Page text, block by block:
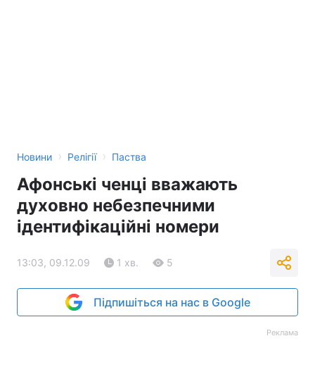
Новини › Релігії › Паства
Афонські ченці вважають
духовно небезпечними
ідентифікаційні номери
13:03, 09.12.09 1 хв. 5
Підпишіться на нас в Google
Реклама